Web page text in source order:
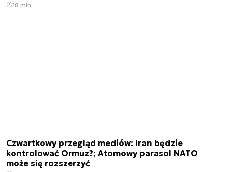
18 min.
Czwartkowy przegląd mediów: Iran będzie
kontrolować Ormuz?; Atomowy parasol NATO
może się rozszerzyć